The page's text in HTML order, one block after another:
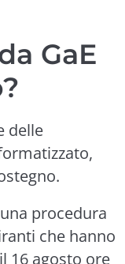
GaE
delle
procedura
che hanno
16 agosto ore